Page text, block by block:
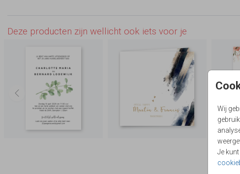
Wij
Je
Deze producten zijn wellicht ook iets voor je